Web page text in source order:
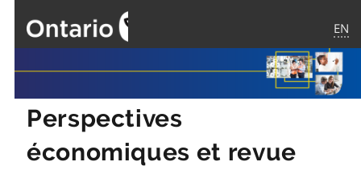
Page
d'accueil
gouvernement
de
l’Ontario
EN
Perspectives
économiques et revue